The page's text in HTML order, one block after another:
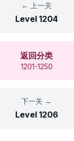
← 上一关
Level 1204
返回分类
1201-1250
下一关 →
Level 1206